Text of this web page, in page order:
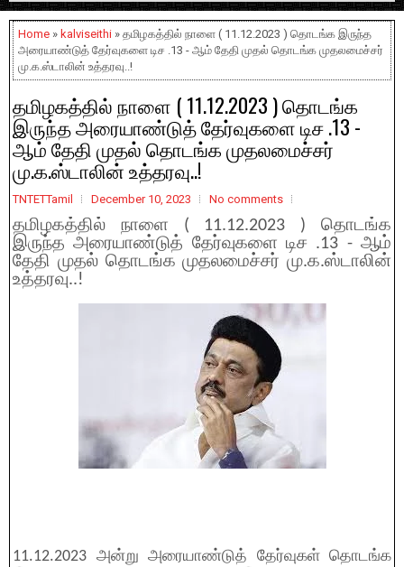
Home » kalviseithi » தமிழகத்தில் நாளை ( 11.12.2023 ) தொடங்க இருந்த
அரையாண்டுத் தேர்வுகளை டிச .13 - ஆம் தேதி முதல் தொடங்க முதலமைச்சர்
மு.க.ஸ்டாலின் உத்தரவு..!
தமிழகத்தில் நாளை ( 11.12.2023 ) தொடங்க
இருந்த அரையாண்டுத் தேர்வுகளை டிச .13 -
ஆம் தேதி முதல் தொடங்க முதலமைச்சர்
மு.க.ஸ்டாலின் உத்தரவு..!
TNTETTamil December 10, 2023 No comments
தமிழகத்தில் நாளை ( 11.12.2023 ) தொடங்க
இருந்த அரையாண்டுத் தேர்வுகளை டிச .13 - ஆம்
தேதி முதல் தொடங்க முதலமைச்சர் மு.க.ஸ்டாலின்
உத்தரவு..!
11.12.2023 அன்று அரையாண்டுத் தேர்வுகள் தொடங்க